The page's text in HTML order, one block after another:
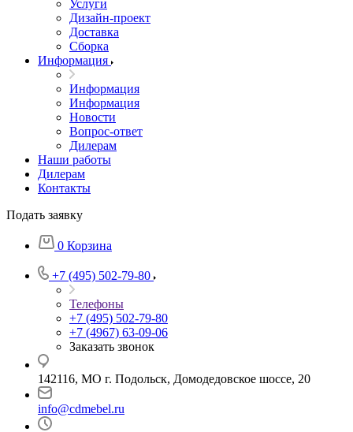
Услуги
Дизайн-проект
Доставка
Сборка
Информация
Информация
Информация
Новости
Вопрос-ответ
Дилерам
Наши работы
Дилерам
Контакты
Подать заявку
0 Корзина
+7 (495) 502-79-80
Телефоны
+7 (495) 502-79-80
+7 (4967) 63-09-06
Заказать звонок
142116, МО г. Подольск, Домодедовское шоссе, 20
info@cdmebel.ru